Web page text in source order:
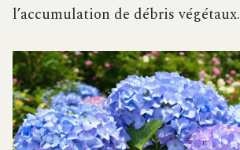
l’accumulation de débris végétaux.